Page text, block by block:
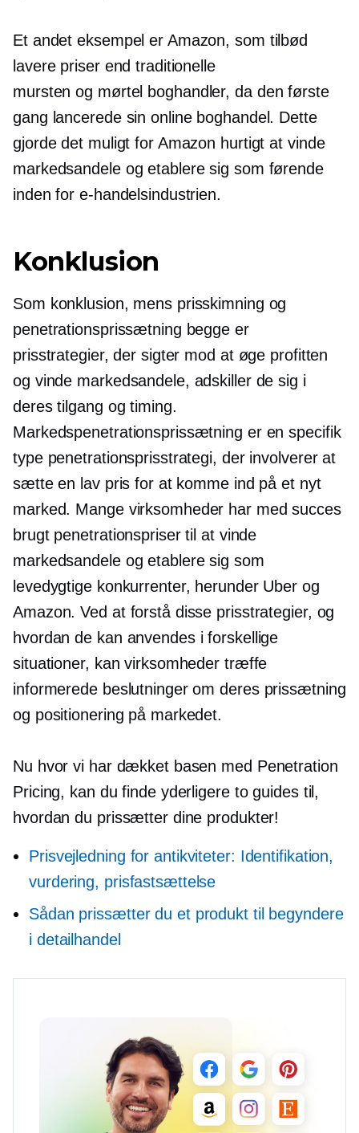
Et andet eksempel er Amazon, som tilbød
lavere priser end traditionelle
mursten og mørtel boghandler, da den første
gang lancerede sin online boghandel. Dette
gjorde det muligt for Amazon hurtigt at vinde
markedsandele og etablere sig som førende
inden for e-handelsindustrien.
Konklusion
Som konklusion, mens prisskimning og
penetrationsprissætning begge er
prisstrategier, der sigter mod at øge profitten
og vinde markedsandele, adskiller de sig i
deres tilgang og timing.
Markedspenetrationsprissætning er en specifik
type penetrationsprisstrategi, der involverer at
sætte en lav pris for at komme ind på et nyt
marked. Mange virksomheder har med succes
brugt penetrationspriser til at vinde
markedsandele og etablere sig som
levedygtige konkurrenter, herunder Uber og
Amazon. Ved at forstå disse prisstrategier, og
hvordan de kan anvendes i forskellige
situationer, kan virksomheder træffe
informerede beslutninger om deres prissætning
og positionering på markedet.
Nu hvor vi har dækket basen med Penetration
Pricing, kan du finde yderligere to guides til,
hvordan du prissætter dine produkter!
Prisvejledning for antikviteter: Identifikation,
vurdering, prisfastsættelse
Sådan prissætter du et produkt til begyndere
i detailhandel